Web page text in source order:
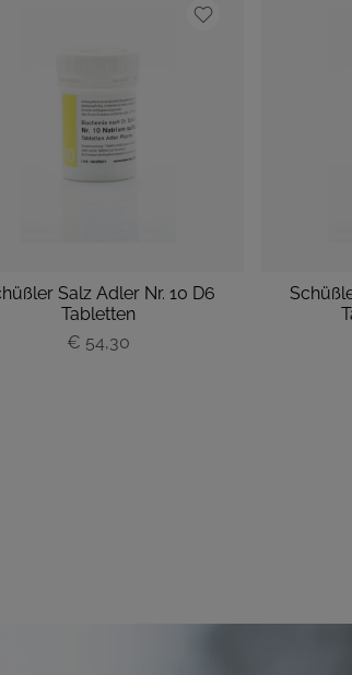
Salz Adler Nr. 10 D6
Tabletten
€ 54,30
P